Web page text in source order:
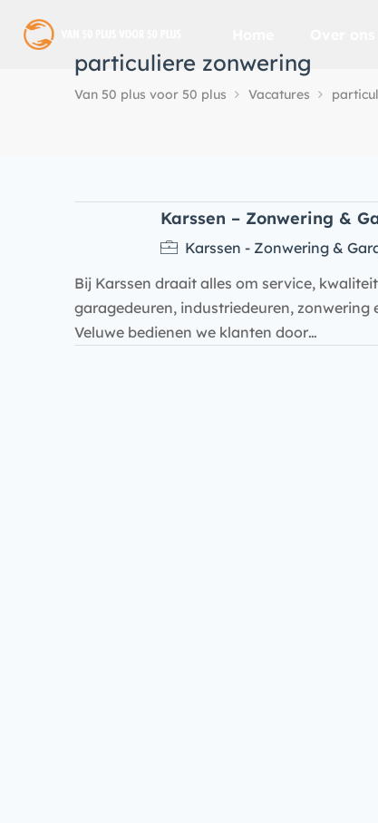
particuliere zonwering
Van 50 plus voor 50 plus Vacatures
Karssen – Zonwering &
Karssen - Zonwering &
Bij Karssen draait alles om service,
garagedeuren, industriedeuren,
Veluwe bedienen we klanten door…